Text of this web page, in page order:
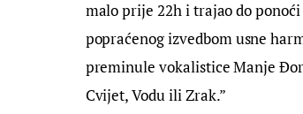
malo prije 22h i trajao do ponoći
popraćenog izvedbom usne
preminule vokalistice Manje
Cvijet, Vodu ili Zrak.”